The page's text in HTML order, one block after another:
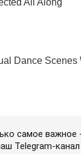
самое важное
Telegram-канал